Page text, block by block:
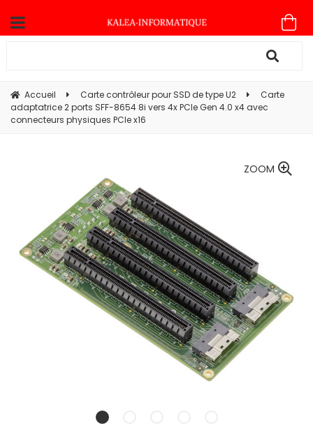
Accueil Carte contrôleur pour SSD de type U2
Carte
adaptatrice 2 ports SFF-8654 8i vers 4x PCIe Gen 4.0 x4 avec
connecteurs physiques PCIe x16
ZOOM